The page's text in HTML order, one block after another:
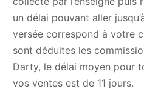
un délai pouvant aller
versée correspond à votre
sont déduites les
Darty, le délai moyen pour
vos ventes est de 11 jours.